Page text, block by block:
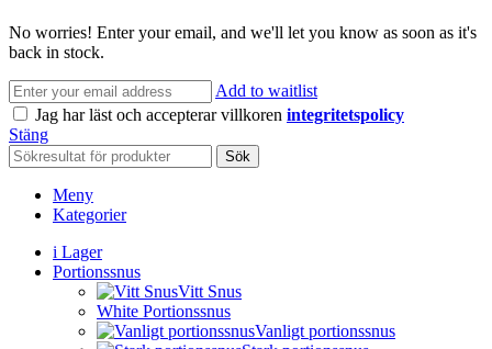
No worries! Enter your email, and we'll let you know as soon as it's
back in stock.
Add to waitlist
Jag har läst och accepterar villkoren integritetspolicy
Stäng
Sök
Meny
Kategorier
i Lager
Portionssnus
Vitt Snus
White Portionssnus
Vanligt portionssnus